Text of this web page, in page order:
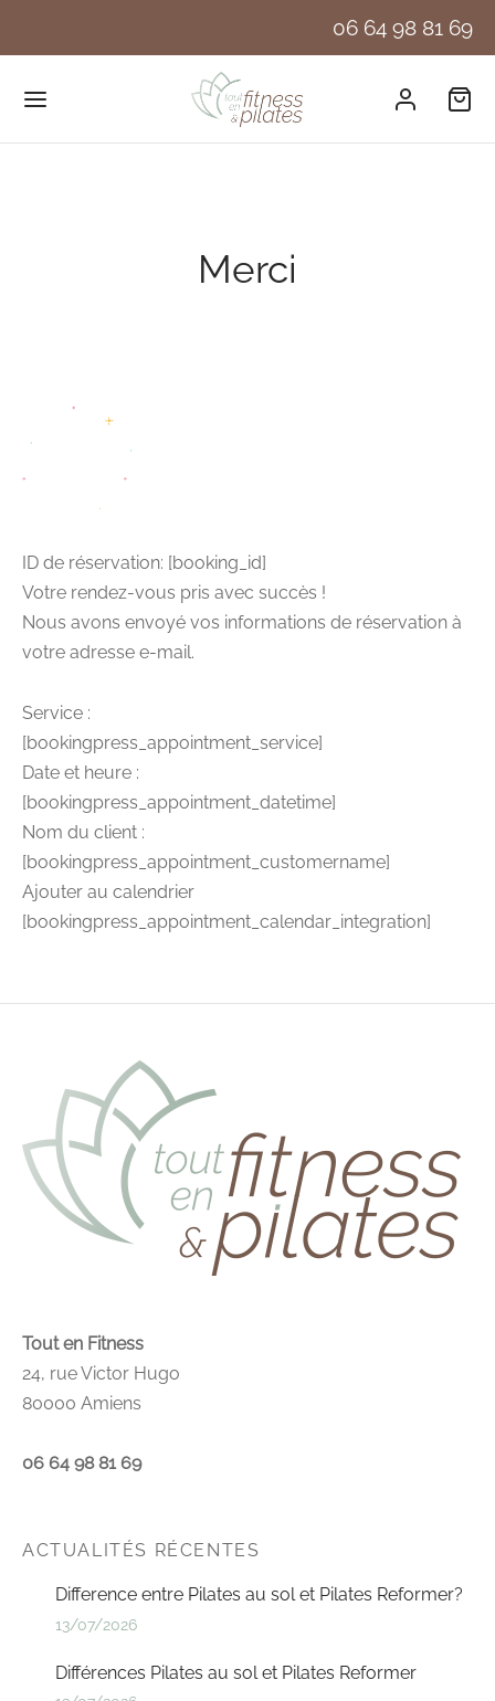
06 64 98 81 69
Merci
ID de réservation: [booking_id]
Votre rendez-vous pris avec succès !
Nous avons envoyé vos informations de réservation à
votre adresse e-mail.
Service :
[bookingpress_appointment_service]
Date et heure :
[bookingpress_appointment_datetime]
Nom du client :
[bookingpress_appointment_customername]
Ajouter au calendrier
[bookingpress_appointment_calendar_integration]
Tout en Fitness
24, rue Victor Hugo
80000 Amiens
06 64 98 81 69
ACTUALITÉS RÉCENTES
Difference entre Pilates au sol et Pilates Reformer?
13/07/2026
Différences Pilates au sol et Pilates Reformer